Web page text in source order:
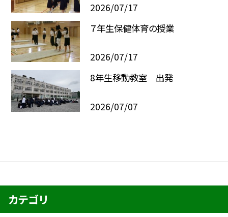
2026/07/17
７年生保健体育の授業
2026/07/17
8年生移動教室 出発
2026/07/07
カテゴリ